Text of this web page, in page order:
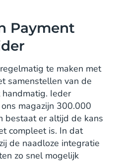
Payment
te maken met
samenstellen van de
Ieder
magazijn 300.000
bestaat er altijd de kans
compleet is. In dat
de naadloze integratie
zo snel mogelijk